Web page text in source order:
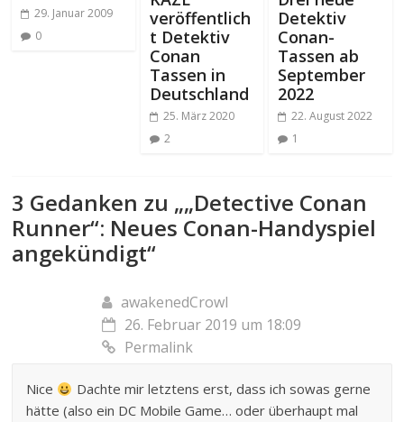
29. Januar 2009
0
veröffentlich
t Detektiv
Conan
Tassen in
Deutschland
25. März 2020
2
Detektiv
Conan-
Tassen ab
September
2022
22. August 2022
1
3 Gedanken zu „„Detective Conan
Runner“: Neues Conan-Handyspiel
angekündigt“
awakenedCrowl
26. Februar 2019 um 18:09
Permalink
Nice
Dachte mir letztens erst, dass ich sowas gerne
hätte (also ein DC Mobile Game… oder überhaupt mal